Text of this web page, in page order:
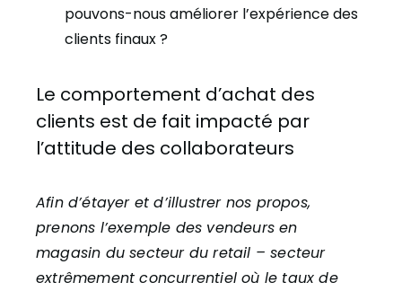
pouvons-nous améliorer l’expérience des
clients finaux ?
Le comportement d’achat des
clients est de fait impacté par
l’attitude des collaborateurs
Afin d’étayer et d’illustrer nos propos,
prenons l’exemple des vendeurs en
magasin du secteur du retail – secteur
extrêmement concurrentiel où le taux de